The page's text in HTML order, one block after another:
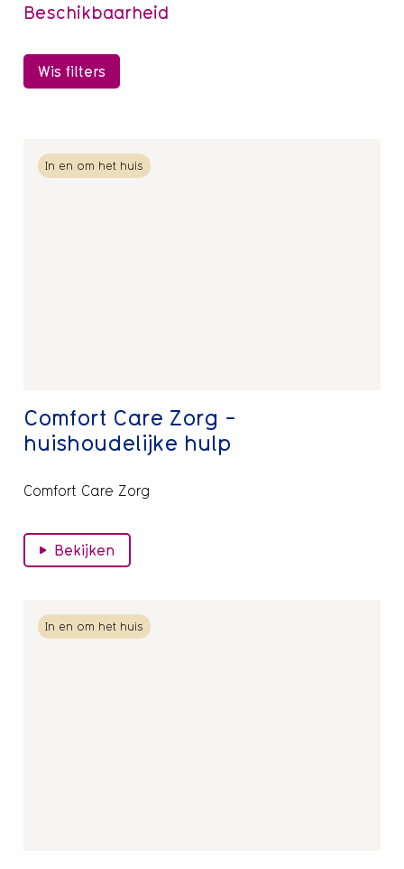
Beschikbaarheid
Wis filters
In en om het huis
Comfort Care Zorg -
huishoudelijke hulp
Comfort Care Zorg
Bekijken
Lees
meer
In en om het huis
meer